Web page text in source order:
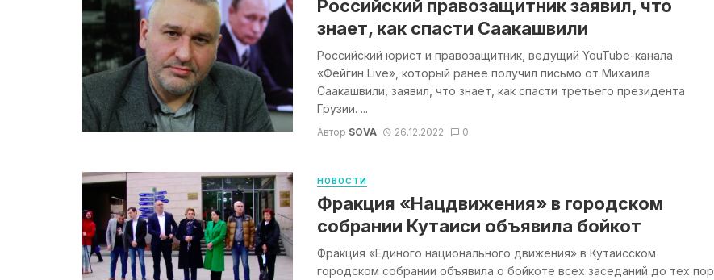
Российский правозащитник заявил, что
знает, как спасти Саакашвили
Российский юрист и правозащитник, ведущий YouTube-канала
«Фейгин Live», который ранее получил письмо от Михаила
Саакашвили, заявил, что знает, как спасти третьего президента
Грузии. ...
Автор SOVA 26.12.2022 0
НОВОСТИ
Фракция «Нацдвижения» в городском
собрании Кутаиси объявила бойкот
Фракция «Единого национального движения» в Кутаисском
городском собрании объявила о бойкоте всех заседаний до тех пор,